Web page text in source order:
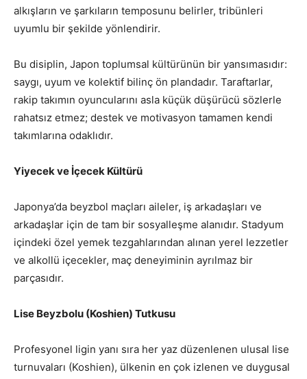
alkışların ve şarkıların temposunu belirler, tribünleri
uyumlu bir şekilde yönlendirir.
Bu disiplin, Japon toplumsal kültürünün bir yansımasıdır:
saygı, uyum ve kolektif bilinç ön plandadır. Taraftarlar,
rakip takımın oyuncularını asla küçük düşürücü sözlerle
rahatsız etmez; destek ve motivasyon tamamen kendi
takımlarına odaklıdır.
Yiyecek ve İçecek Kültürü
Japonya’da beyzbol maçları aileler, iş arkadaşları ve
arkadaşlar için de tam bir sosyalleşme alanıdır. Stadyum
içindeki özel yemek tezgahlarından alınan yerel lezzetler
ve alkollü içecekler, maç deneyiminin ayrılmaz bir
parçasıdır.
Lise Beyzbolu (Koshien) Tutkusu
Profesyonel ligin yanı sıra her yaz düzenlenen ulusal lise
turnuvaları (Koshien), ülkenin en çok izlenen ve duygusal